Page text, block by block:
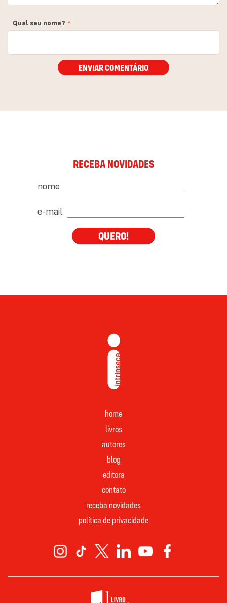
Qual seu nome?
ENVIAR COMENTÁRIO
RECEBA NOVIDADES
nome
e-mail
QUERO!
home
livros
autores
blog
editora
contato
receba novidades
política de privacidade